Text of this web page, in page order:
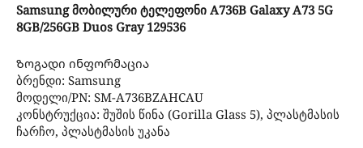
Samsung მობილური ტელეფონი A736B Galaxy A73 5G
8GB/256GB Duos Gray 129536
Ზოგადი ინფორმაცია
ბრენდი: Samsung
მოდელი/PN: SM-A736BZAHCAU
კონსტრუქცია: შუშის წინა (Gorilla Glass 5), პლასტმასის
ჩარჩო, პლასტმასის უკანა